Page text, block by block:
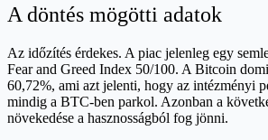
A döntés mögötti adatok
Az időzítés érdekes. A piac jelenleg egy
Fear and Greed Index 50/100. A Bitcoin
60,72%, ami azt jelenti, hogy az intézményi
mindig a BTC-ben parkol. Azonban a
növekedése a hasznosságból fog jönni.